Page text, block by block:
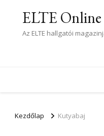
ELTE Online
Az ELTE hallgatói
Kezdőlap Kutyabaj